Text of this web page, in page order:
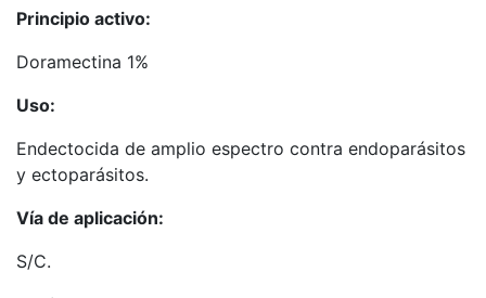
Principio activo:
Doramectina 1%
Uso:
Endectocida de amplio espectro contra endoparásitos
y ectoparásitos.
Vía de aplicación:
S/C.